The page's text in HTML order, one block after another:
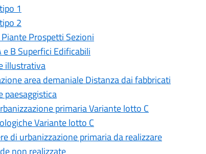
1
2
Prospetti Sezioni
B Superfici Edificabili
illustrativa
area demaniale Distanza dai fabbricati
paesaggistica
primaria Variante lotto C
Variante lotto C
di urbanizzazione primaria da realizzare
non realizzate